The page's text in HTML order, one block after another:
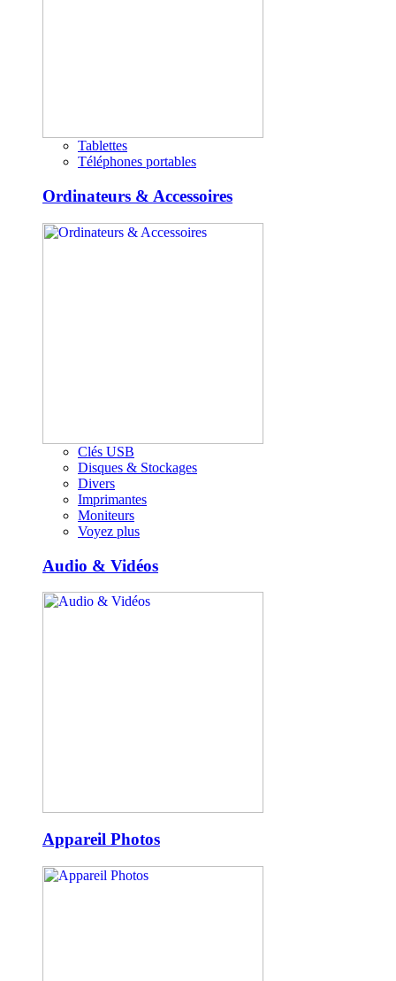
Tablettes
Téléphones portables
Ordinateurs & Accessoires
Clés USB
Disques & Stockages
Divers
Imprimantes
Moniteurs
Voyez plus
Audio & Vidéos
Appareil Photos